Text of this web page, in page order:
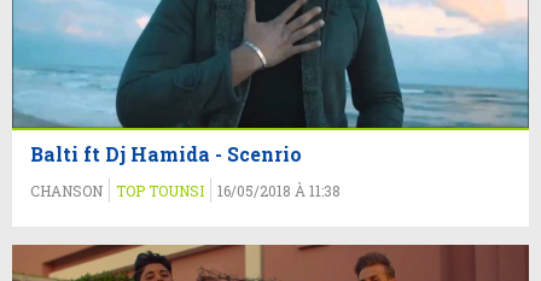
Balti ft Dj Hamida - Scenrio
CHANSON TOP TOUNSI 16/05/2018 À 11:38